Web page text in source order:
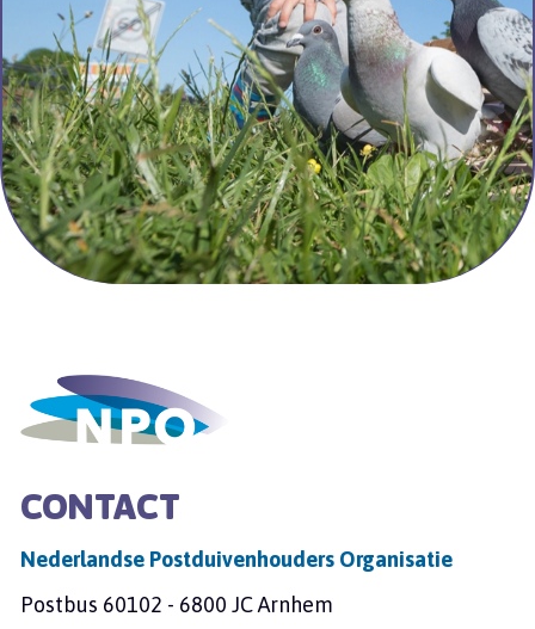
CONTACT
Nederlandse Postduivenhouders Organisatie
Postbus 60102 - 6800 JC Arnhem